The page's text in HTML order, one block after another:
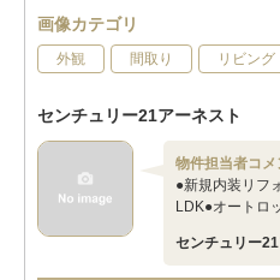
画像カテゴリ
外観 間取り リビング
センチュリー21アーネスト
物件担当者コメ
●新規内装リフ
LDK●オートロ
センチュリー